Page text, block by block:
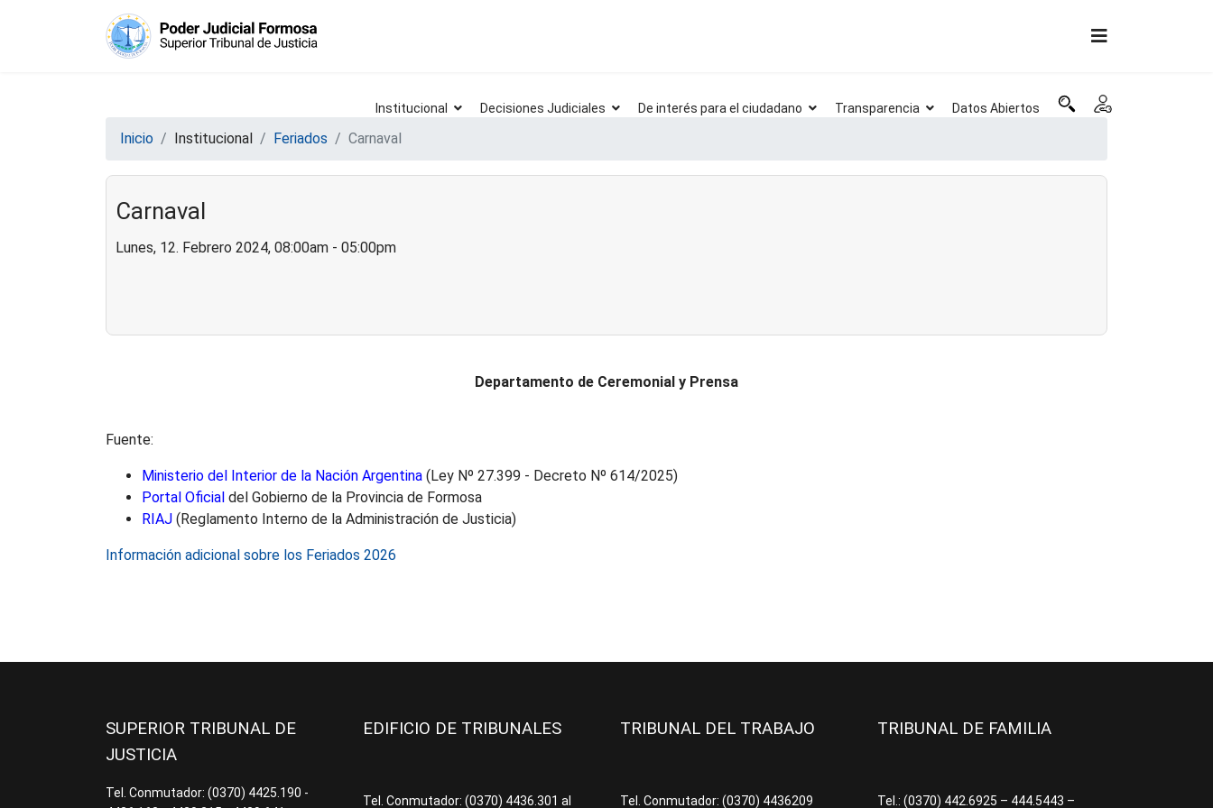
Institucional Decisiones Judiciales De interés para el ciudadano Transparencia Datos Abiertos
Inicio Institucional Feriados Carnaval
Carnaval
Lunes, 12. Febrero 2024, 08:00am - 05:00pm
Departamento de Ceremonial y Prensa
Fuente:
Ministerio del Interior de la Nación Argentina (Ley Nº 27.399 - Decreto Nº 614/2025)
Portal Oficial del Gobierno de la Provincia de Formosa
RIAJ (Reglamento Interno de la Administración de Justicia)
Información adicional sobre los Feriados 2026
SUPERIOR TRIBUNAL DE
JUSTICIA
Tel. Conmutador: (0370) 4425.190 -
EDIFICIO DE TRIBUNALES
Tel. Conmutador: (0370) 4436.301 al
TRIBUNAL DEL TRABAJO
Tel. Conmutador: (0370) 4436209
TRIBUNAL DE FAMILIA
Tel.: (0370) 442.6925 – 444.5443 –